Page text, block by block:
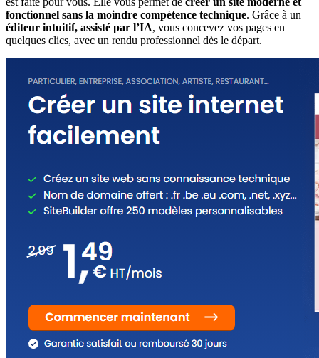
fonctionnel sans la moindre compétence technique. Grâce à un
éditeur intuitif, assisté par l’IA, vous concevez vos pages en
quelques clics, avec un rendu professionnel dès le départ.